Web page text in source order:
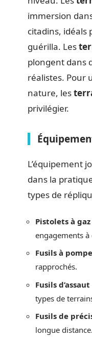
immersion
citadins, idéals
guérilla. Les
plongent dans
réalistes. Pour
nature, les
privilégier.
L’équipement
dans la
types de
Pistolets à gaz
engagements
Fusils à pompe
rapprochés.
Fusils d’assaut
types de
Fusils de
longue distance.